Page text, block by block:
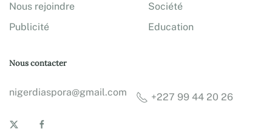
Nous rejoindre
Publicité
Société
Education
Nous contacter
nigerdiaspora@gmail.com +227 99 44 20 26